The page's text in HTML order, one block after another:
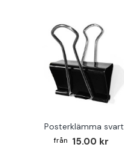
Posterklämma svart
15.00 kr